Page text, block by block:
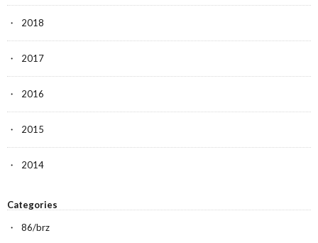
2018
2017
2016
2015
2014
Categories
86/brz